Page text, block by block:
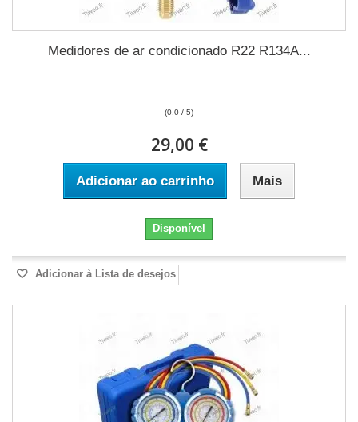
Medidores de ar condicionado R22 R134A...
(0.0 / 5)
29,00 €
Adicionar ao carrinho Mais
Disponível
Adicionar à Lista de desejos